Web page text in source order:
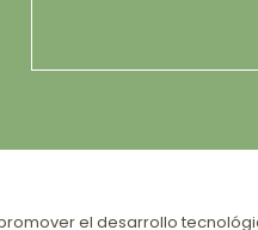
el desarrollo